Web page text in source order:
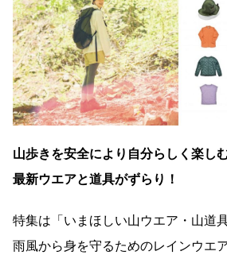
山歩きを安全により自分らしく楽し
最新ウエアと道具がずらり！
特集は「いまほしい山ウエア・山道具
雨風から身を守るためのレインウエア